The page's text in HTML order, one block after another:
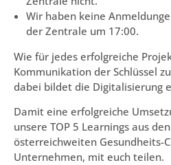
Wir haben keine
der Zentrale um 17:00.
Wie für jedes erfolgreiche
Kommunikation der Schlüssel
dabei bildet die Digitalisierung
Damit eine erfolgreiche
unsere TOP 5 Learnings aus
österreichweiten Gesundheits-
Unternehmen, mit euch teilen.